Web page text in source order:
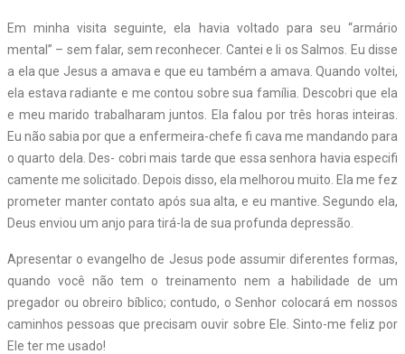
Em minha visita seguinte, ela havia voltado para seu “armário
mental” – sem falar, sem reconhecer. Cantei e li os Salmos. Eu disse
a ela que Jesus a amava e que eu também a amava. Quando voltei,
ela estava radiante e me contou sobre sua família. Descobri que ela
e meu marido trabalharam juntos. Ela falou por três horas inteiras.
Eu não sabia por que a enfermeira-chefe fi cava me mandando para
o quarto dela. Des- cobri mais tarde que essa senhora havia especifi
camente me solicitado. Depois disso, ela melhorou muito. Ela me fez
prometer manter contato após sua alta, e eu mantive. Segundo ela,
Deus enviou um anjo para tirá-la de sua profunda depressão.
Apresentar o evangelho de Jesus pode assumir diferentes formas,
quando você não tem o treinamento nem a habilidade de um
pregador ou obreiro bíblico; contudo, o Senhor colocará em nossos
caminhos pessoas que precisam ouvir sobre Ele. Sinto-me feliz por
Ele ter me usado!